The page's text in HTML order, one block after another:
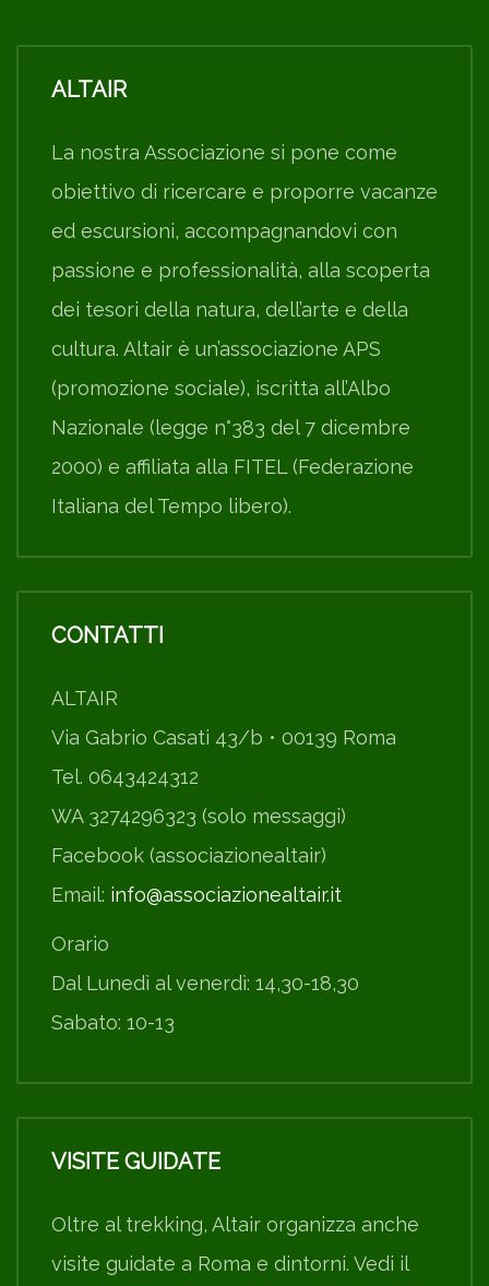
ALTAIR
La nostra Associazione si pone come
obiettivo di ricercare e proporre vacanze
ed escursioni, accompagnandovi con
passione e professionalità, alla scoperta
dei tesori della natura, dell’arte e della
cultura. Altair è un’associazione APS
(promozione sociale), iscritta all’Albo
Nazionale (legge n°383 del 7 dicembre
2000) e affiliata alla FITEL (Federazione
Italiana del Tempo libero).
CONTATTI
ALTAIR
Via Gabrio Casati 43/b • 00139 Roma
Tel. 0643424312
WA 3274296323 (solo messaggi)
Facebook (associazionealtair)
Email: info@associazionealtair.it
Orario
Dal Lunedì al venerdì: 14,30-18,30
Sabato: 10-13
VISITE GUIDATE
Oltre al trekking, Altair organizza anche
visite guidate a Roma e dintorni. Vedi il